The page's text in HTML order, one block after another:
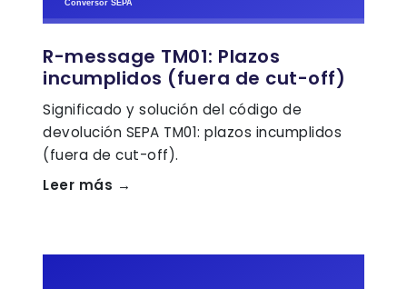
R-message TM01: Plazos
incumplidos (fuera de cut-off)
Significado y solución del código de
devolución SEPA TM01: plazos incumplidos
(fuera de cut-off).
Leer más →